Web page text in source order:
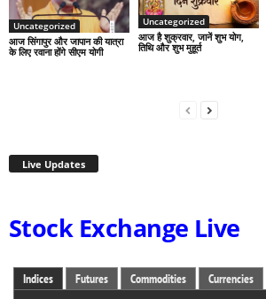
Uncategorized
आज सिंगापुर और जापान की यात्रा
के लिए रवाना होंगे सीएम योगी
Uncategorized
आज है शुक्रवार, जानें शुभ योग,
तिथि और शुभ मुहूर्त
Live Updates
Stock Exchange Live